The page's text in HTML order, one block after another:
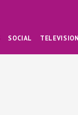
SOCIAL